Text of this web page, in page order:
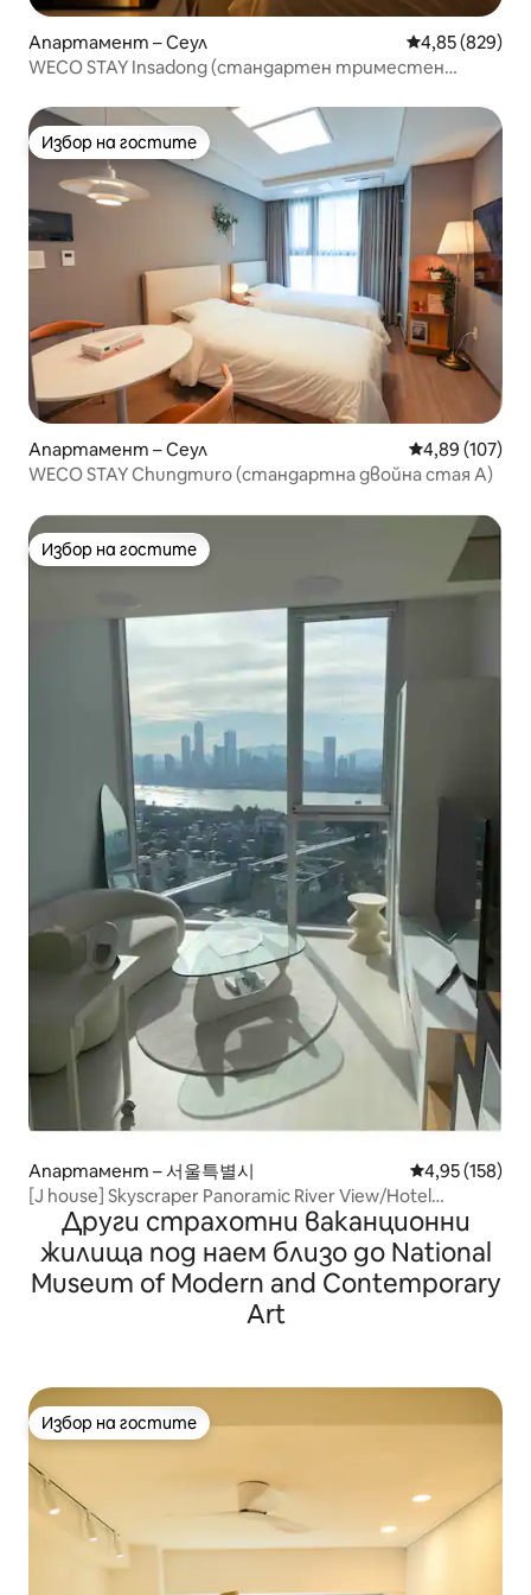
Апартамент – Сеул Средна
4,85 (829)
WECO STAY Insadong (стандартен триместен
Избор на гостите
Избор на гостите
Апартамент – Сеул Средна
4,89 (107)
WECO STAY Chungmuro (стандартна двойна стая A)
Избор на гостите
Избор на гостите
Апартамент – 서울특별시 Средна
4,95 (158)
[J house] Skyscraper Panoramic River View/Hotel
Bedding/Hapjeong Station 2 minutes and Hongik
University Station 10 minutes.
Други страхотни ваканционни
жилища под наем близо до National
Museum of Modern and Contemporary
Art
Избор на гостите
Избор на гостите